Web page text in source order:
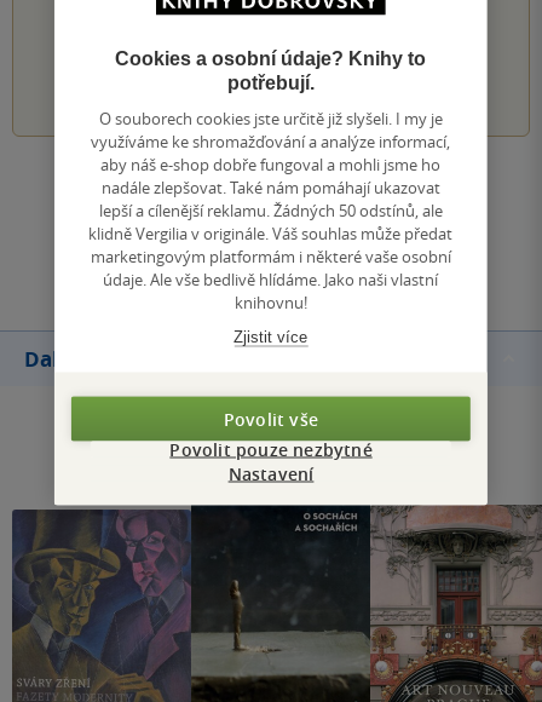
3 4 5
Zobrazit všechna hodnocení
Přidat hodnocení
Další knihy autora
Cookies a osobní údaje? Knihy to
potřebují.
O souborech cookies jste určitě již slyšeli. I my je
využíváme ke shromažďování a analýze informací,
aby náš e-shop dobře fungoval a mohli jsme ho
nadále zlepšovat. Také nám pomáhají ukazovat
lepší a cílenější reklamu. Žádných 50 odstínů, ale
klidně Vergilia v originále. Váš souhlas může předat
marketingovým platformám i některé vaše osobní
údaje. Ale vše bedlivě hlídáme. Jako naši vlastní
knihovnu!
Zjistit více
Povolit vše
Povolit pouze nezbytné
Nastavení